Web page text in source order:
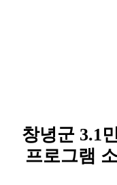
창녕군 3.1
프로그램